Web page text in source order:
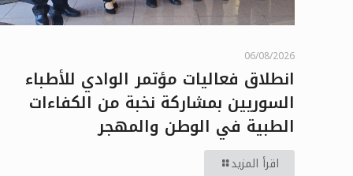
06/08/2026
انطلاق فعاليات مؤتمر الوادي للأطباء
السوريين بمشاركة نخبة من الكفاءات
الطبية في الوطن والمهجر
اقرأ المزيد